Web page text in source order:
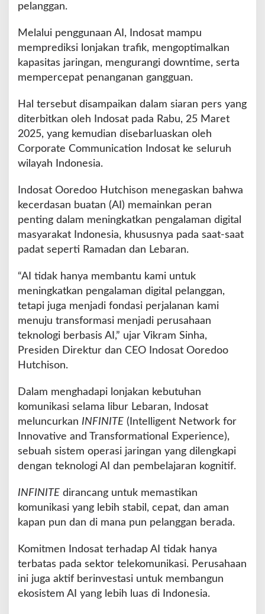
L
o
n
a
a
n
K
o
e
t
i
t
a
pelanggan.
Melalui penggunaan AI, Indosat mampu
memprediksi lonjakan trafik, mengoptimalkan
kapasitas jaringan, mengurangi downtime, serta
mempercepat penanganan gangguan.
Hal tersebut disampaikan dalam siaran pers yang
diterbitkan oleh Indosat pada Rabu, 25 Maret
2025, yang kemudian disebarluaskan oleh
Corporate Communication Indosat ke seluruh
wilayah Indonesia.
Indosat Ooredoo Hutchison menegaskan bahwa
kecerdasan buatan (AI) memainkan peran
penting dalam meningkatkan pengalaman digital
masyarakat Indonesia, khususnya pada saat-saat
padat seperti Ramadan dan Lebaran.
“AI tidak hanya membantu kami untuk
meningkatkan pengalaman digital pelanggan,
tetapi juga menjadi fondasi perjalanan kami
menuju transformasi menjadi perusahaan
teknologi berbasis AI,” ujar Vikram Sinha,
Presiden Direktur dan CEO Indosat Ooredoo
Hutchison.
Dalam menghadapi lonjakan kebutuhan
komunikasi selama libur Lebaran, Indosat
meluncurkan INFINITE (Intelligent Network for
Innovative and Transformational Experience),
sebuah sistem operasi jaringan yang dilengkapi
dengan teknologi AI dan pembelajaran kognitif.
INFINITE dirancang untuk memastikan
komunikasi yang lebih stabil, cepat, dan aman
kapan pun dan di mana pun pelanggan berada.
Komitmen Indosat terhadap AI tidak hanya
terbatas pada sektor telekomunikasi. Perusahaan
ini juga aktif berinvestasi untuk membangun
ekosistem AI yang lebih luas di Indonesia.